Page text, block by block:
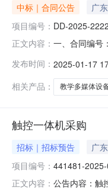
中标｜合同公告 广
项目编号： DD-2025-
正文内容： 一、合同编号
方）：杭州海
发布时间： 2025-01-17
相关产品：
教学多媒体设
触控一体机采购
招标｜招标预告 广
项目编号： 441481-
正文内容： 公告内容：触